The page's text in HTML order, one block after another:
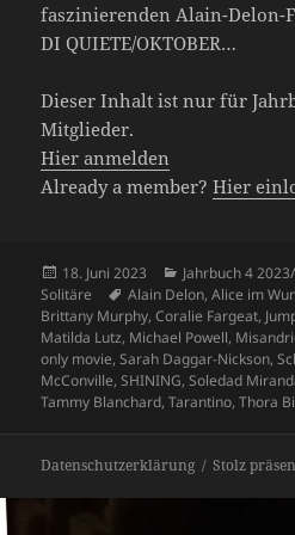
faszinierenden Alain-Delon-
DI QUIETE/OKTOBER…
Dieser Inhalt ist nur für
Mitglieder.
Hier anmelden
Already a member?Hier
Veröffentlicht
am
18. Juni 2023 Kategorien
Jahrbuch 4
Solitäre
Schlagwörter
Alain Delon,Alice im
Brittany Murphy,Coralie Fargeat,
Matilda Lutz, Michael Powell,
only movie,Sarah Daggar-Nickson,
McConville,SHINING,Soledad
Tammy Blanchard,Tarantino,Thora
Datenschutzerklärung Stolz